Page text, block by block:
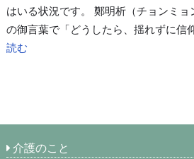
はいる状況です。 鄭明析（チョンミ
の御言葉で「どうしたら、揺れずに信
読む
介護のこと